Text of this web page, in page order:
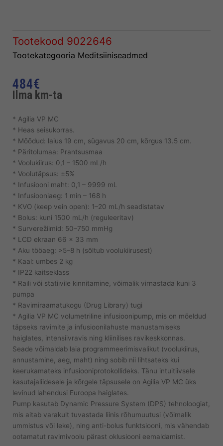
Tootekood 9022646
Tootekategooria Meditsiiniseadmed
484€
Ilma km-ta
* Agilia VP MC
* Heas seisukorras.
* Mõõdud: laius 19 cm, sügavus 20 cm, kõrgus 13.5 cm.
* Päritolumaa: Prantsusmaa
* Voolukiirus: 0,1 – 1500 mL/h
* Voolutäpsus: ±5%
* Infusiooni maht: 0,1 – 9999 mL
* Infusiooniaeg: 1 min – 168 h
* KVO (keep vein open): 1–20 mL/h seadistatav
* Bolus: kuni 1500 mL/h (reguleeritav)
* Surverežiimid: 50–750 mmHg
* LCD ekraan 66 × 33 mm
* Aku tööaeg: >5–8 h (sõltub voolukiirusest)
* Kaal: umbes 2 kg
* IP22 kaitseklass
* Raili või statiivile kinnitamine, võimalik virnastada kuni 3
pumpa
* Ravimiraamatukogu (Drug Library) tugi
* Agilia VP MC volumetriline infusioonipump, mis on mõeldud
täpseks ravimite ja infusioonilahuste manustamiseks
haiglates, intensiivravis ning kliinilises ravikeskkonnas.
Seade võimaldab laia programmeerimisvalikut (voolukiirus,
annustamine, aeg, maht) ning sobib nii lihtsateks kui
keerukamateks infusiooniprotokollideks. Tänu intuitiivsele
kasutajaliidesele ja kõrgele täpsusele on Agilia VP MC üks
levinud lahendusi Euroopa haiglates.
Pump kasutab Dynamic Pressure System (DPS) tehnoloogiat,
mis aitab varakult tuvastada liinis rõhumuutusi (võimalik
ummistus või leke), ning anti-bolus funktsiooni, mis vähendab
ootamatut ravimivoolu pärast oklusiooni eemaldamist.